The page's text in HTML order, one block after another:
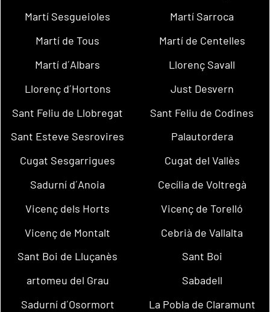
Martí Sesgueioles
Martí Sarroca
Martí de Tous
Martí de Centelles
Martí d´Albars
Llorenç Savall
Llorenç d´Hortons
Just Desvern
Sant Feliu de Llobregat
Sant Feliu de Codines
Sant Esteve Sesrovires
Palautordera
Cugat Sesgarrigues
Cugat del Vallès
Sadurní d´Anoia
Cecília de Voltregà
Vicenç dels Horts
Vicenç de Torelló
Vicenç de Montalt
Cebrià de Vallalta
Sant Boi de Lluçanès
Sant Boi
artomeu del Grau
Sabadell
Sadurní d´Osormort
La Pobla de Claramunt